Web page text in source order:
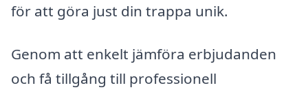
för att göra just din trappa unik.
Genom att enkelt jämföra erbjudanden
och få tillgång till professionell